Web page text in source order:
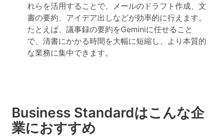
れらを活用することで、メールのドラフト作成、文
書の要約、アイデア出しなどが効率的に行えます。
たとえば、議事録の要約をGeminiに任せること
で、清書にかかる時間を大幅に短縮し、より本質的
な業務に集中できます。
Business Standardはこんな企
業におすすめ